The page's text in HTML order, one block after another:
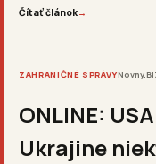
Čítať článok→
ZAHRANIČNÉ SPRÁVY
ONLINE:
Ukrajine